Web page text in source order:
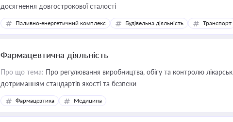
досягнення довгострокової сталості
Паливно-енергетичний комплекс Будівельна діяльність Транспорт
Фармацевтична діяльність
Про що тема: Про регулювання виробництва, обігу та контролю
дотриманням стандартів якості та безпеки
Фармацевтика Медицина